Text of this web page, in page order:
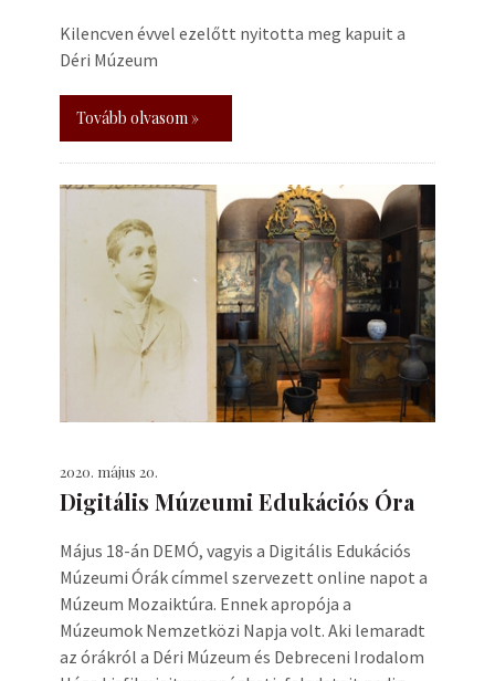
Kilencven évvel ezelőtt nyitotta meg kapuit a
Déri Múzeum
Tovább olvasom »
2020. május 20.
Digitális Múzeumi Edukációs Óra
Május 18-án DEMÓ, vagyis a Digitális Edukációs
Múzeumi Órák címmel szervezett online napot a
Múzeum Mozaiktúra. Ennek apropója a
Múzeumok Nemzetközi Napja volt. Aki lemaradt
az órákról a Déri Múzeum és Debreceni Irodalom